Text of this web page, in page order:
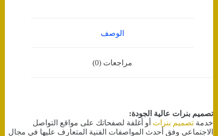
الوصف
مراجعات (0)
تصميم بنرات عالية الجودة:
خدمة تصميم بنرات أو أغلفة لصفحاتك على مواقع التواصل
الاجتماعي وفق أحدث المواصفات الفنية المتعارف عليها في مجال